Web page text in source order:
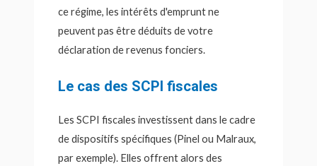
ce régime, les intérêts d'emprunt ne
peuvent pas être déduits de votre
déclaration de revenus fonciers.
Le cas des SCPI fiscales
Les SCPI fiscales investissent dans le cadre
de dispositifs spécifiques (Pinel ou Malraux,
par exemple). Elles offrent alors des